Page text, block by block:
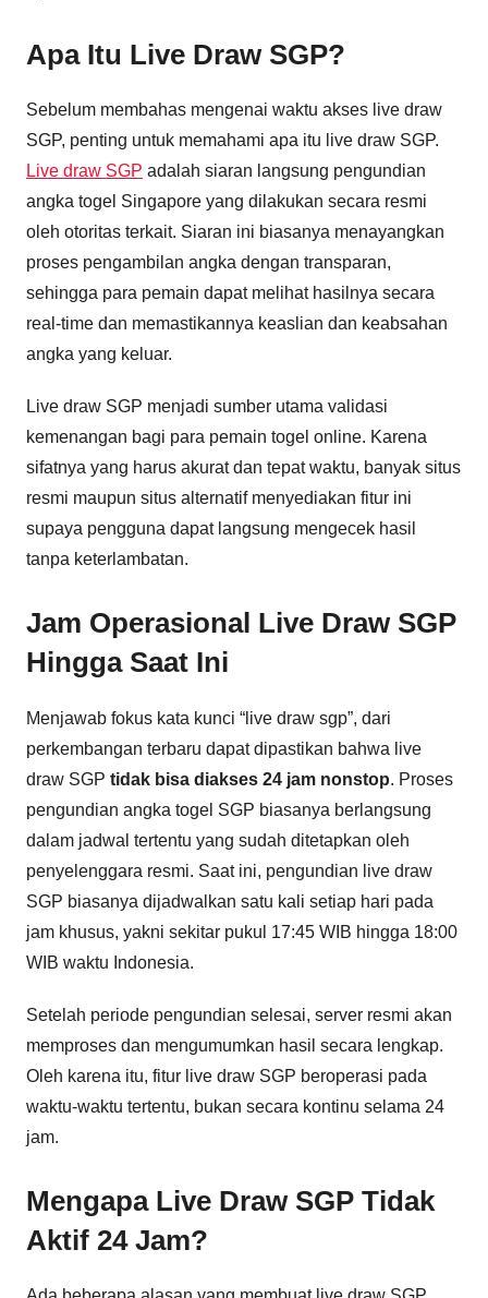
Apa Itu Live Draw SGP?
Sebelum membahas mengenai waktu akses live draw
SGP, penting untuk memahami apa itu live draw SGP.
Live draw SGP adalah siaran langsung pengundian
angka togel Singapore yang dilakukan secara resmi
oleh otoritas terkait. Siaran ini biasanya menayangkan
proses pengambilan angka dengan transparan,
sehingga para pemain dapat melihat hasilnya secara
real-time dan memastikannya keaslian dan keabsahan
angka yang keluar.
Live draw SGP menjadi sumber utama validasi
kemenangan bagi para pemain togel online. Karena
sifatnya yang harus akurat dan tepat waktu, banyak situs
resmi maupun situs alternatif menyediakan fitur ini
supaya pengguna dapat langsung mengecek hasil
tanpa keterlambatan.
Jam Operasional Live Draw SGP
Hingga Saat Ini
Menjawab fokus kata kunci “live draw sgp”, dari
perkembangan terbaru dapat dipastikan bahwa live
draw SGP tidak bisa diakses 24 jam nonstop. Proses
pengundian angka togel SGP biasanya berlangsung
dalam jadwal tertentu yang sudah ditetapkan oleh
penyelenggara resmi. Saat ini, pengundian live draw
SGP biasanya dijadwalkan satu kali setiap hari pada
jam khusus, yakni sekitar pukul 17:45 WIB hingga 18:00
WIB waktu Indonesia.
Setelah periode pengundian selesai, server resmi akan
memproses dan mengumumkan hasil secara lengkap.
Oleh karena itu, fitur live draw SGP beroperasi pada
waktu-waktu tertentu, bukan secara kontinu selama 24
jam.
Mengapa Live Draw SGP Tidak
Aktif 24 Jam?